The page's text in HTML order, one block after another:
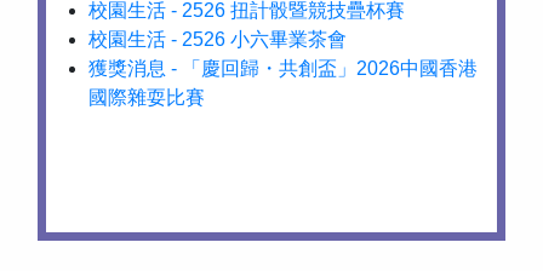
校園生活 - 2526 扭計骰暨競技疊杯賽
校園生活 - 2526 小六畢業茶會
獲獎消息 - 「慶回歸・共創盃」2026中國香港
國際雜耍比賽